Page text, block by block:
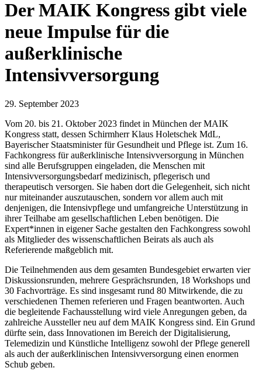
Der MAIK Kongress gibt viele
neue Impulse für die
außerklinische
Intensivversorgung
29. September 2023
Vom 20. bis 21. Oktober 2023 findet in München der MAIK
Kongress statt, dessen Schirmherr Klaus Holetschek MdL,
Bayerischer Staatsminister für Gesundheit und Pflege ist. Zum 16.
Fachkongress für außerklinische Intensivversorgung in München
sind alle Berufsgruppen eingeladen, die Menschen mit
Intensivversorgungsbedarf medizinisch, pflegerisch und
therapeutisch versorgen. Sie haben dort die Gelegenheit, sich nicht
nur miteinander auszutauschen, sondern vor allem auch mit
denjenigen, die Intensivpflege und umfangreiche Unterstützung in
ihrer Teilhabe am gesellschaftlichen Leben benötigen. Die
Expert*innen in eigener Sache gestalten den Fachkongress sowohl
als Mitglieder des wissenschaftlichen Beirats als auch als
Referierende maßgeblich mit.
Die Teilnehmenden aus dem gesamten Bundesgebiet erwarten vier
Diskussionsrunden, mehrere Gesprächsrunden, 18 Workshops und
30 Fachvorträge. Es sind insgesamt rund 80 Mitwirkende, die zu
verschiedenen Themen referieren und Fragen beantworten. Auch
die begleitende Fachausstellung wird viele Anregungen geben, da
zahlreiche Aussteller neu auf dem MAIK Kongress sind. Ein Grund
dürfte sein, dass Innovationen im Bereich der Digitalisierung,
Telemedizin und Künstliche Intelligenz sowohl der Pflege generell
als auch der außerklinischen Intensivversorgung einen enormen
Schub geben.